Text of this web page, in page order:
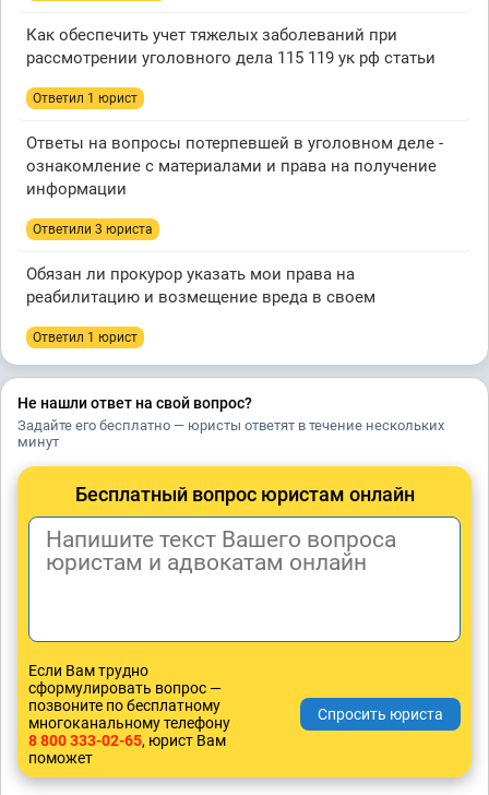
Как обеспечить учет тяжелых заболеваний при
рассмотрении уголовного дела 115 119 ук рф статьи
Ответил 1 юрист
Ответы на вопросы потерпевшей в уголовном деле -
ознакомление с материалами и права на получение
информации
Ответили 3 юристa
Обязан ли прокурор указать мои права на
реабилитацию и возмещение вреда в своем
Ответил 1 юрист
Не нашли ответ на свой вопрос?
Задайте его бесплатно — юристы ответят в течение нескольких
минут
Бесплатный вопрос юристам онлайн
Если Вам трудно
сформулировать вопрос —
позвоните по бесплатному
многоканальному телефону
8 800 333-02-65, юрист Вам
поможет